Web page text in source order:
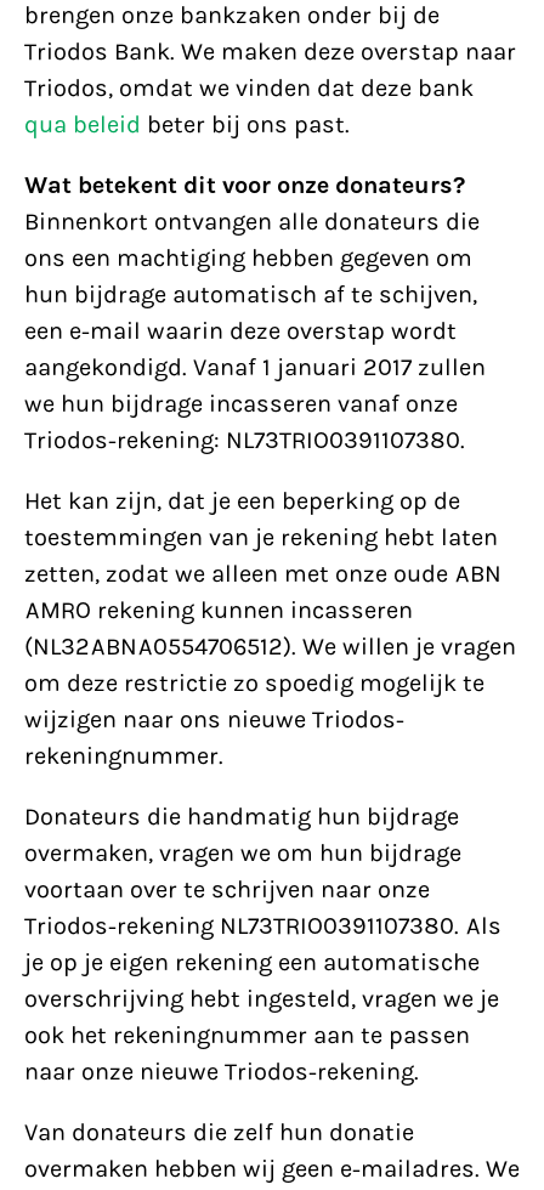
brengen onze bankzaken onder bij de
Triodos Bank. We maken deze overstap naar
Triodos, omdat we vinden dat deze bank
qua beleid beter bij ons past.
Wat betekent dit voor onze donateurs?
Binnenkort ontvangen alle donateurs die
ons een machtiging hebben gegeven om
hun bijdrage automatisch af te schijven,
een e-mail waarin deze overstap wordt
aangekondigd. Vanaf 1 januari 2017 zullen
we hun bijdrage incasseren vanaf onze
Triodos-rekening: NL73TRIO0391107380.
Het kan zijn, dat je een beperking op de
toestemmingen van je rekening hebt laten
zetten, zodat we alleen met onze oude ABN
AMRO rekening kunnen incasseren
(NL32ABNA0554706512). We willen je vragen
om deze restrictie zo spoedig mogelijk te
wijzigen naar ons nieuwe Triodos-
rekeningnummer.
Donateurs die handmatig hun bijdrage
overmaken, vragen we om hun bijdrage
voortaan over te schrijven naar onze
Triodos-rekening NL73TRIO0391107380. Als
je op je eigen rekening een automatische
overschrijving hebt ingesteld, vragen we je
ook het rekeningnummer aan te passen
naar onze nieuwe Triodos-rekening.
Van donateurs die zelf hun donatie
overmaken hebben wij geen e-mailadres. We